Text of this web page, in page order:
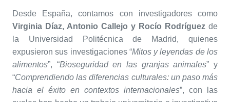
Desde España, contamos con investigadores como
Virginia Díaz, Antonio Callejo y Rocío Rodríguez de
la Universidad Politécnica de Madrid, quienes
expusieron sus investigaciones “Mitos y leyendas de los
alimentos”, “Bioseguridad en las granjas animales” y
“Comprendiendo las diferencias culturales: un paso más
hacia el éxito en contextos internacionales”, con las